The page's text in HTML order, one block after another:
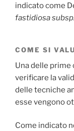
indicato come
fastidiosa
COME SI
Una delle prime
verificare la
delle tecniche
esse vengono
Come indicato